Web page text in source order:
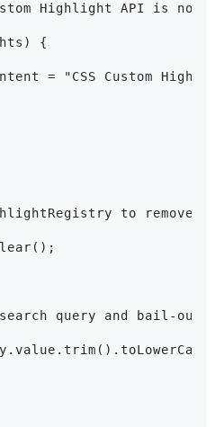
Highlight API is not
{
= "CSS Custom
to remove
query and bail-out